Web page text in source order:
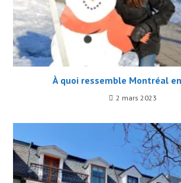
À quoi ressemble Montréal
2 mars 2023